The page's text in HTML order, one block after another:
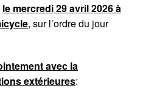
le mercredi 29 avril 2026 à
, sur l’ordre du jour
avec la
extérieures: